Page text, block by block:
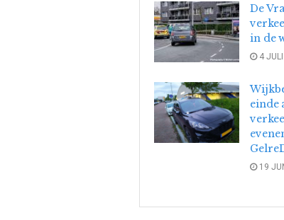
De
in de
4
einde
19